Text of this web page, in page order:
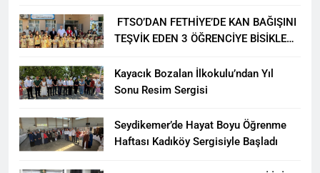
FTSO’DAN FETHİYE’DE KAN BAĞIŞINI
TEŞVİK EDEN 3 ÖĞRENCİYE BİSİKLET
Kayacık Bozalan İlkokulu’ndan Yıl
Sonu Resim Sergisi
Seydikemer’de Hayat Boyu Öğrenme
Haftası Kadıköy Sergisiyle Başladı